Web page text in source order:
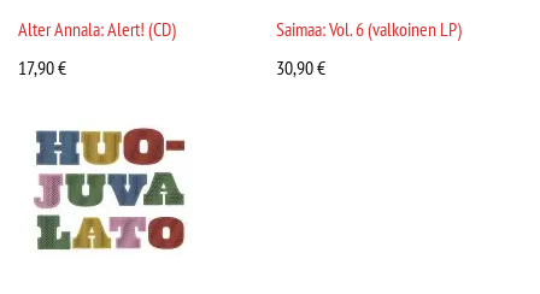
Alter Annala: Alert! (CD)
17,90€
Saimaa: Vol. 6 (valkoinen LP)
30,90€